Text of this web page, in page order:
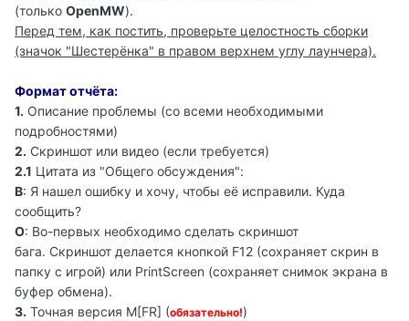
(только OpenMW).
Перед тем, как постить, проверьте целостность сборки
(значок "Шестерёнка" в правом верхнем углу лаунчера).
Формат отчёта:
1. Описание проблемы (со всеми необходимыми
подробностями)
2. Скриншот или видео (если требуется)
2.1 Цитата из "Общего обсуждения":
В: Я нашел ошибку и хочу, чтобы её исправили. Куда
сообщить?
О: Во-первых необходимо сделать скриншот
бага. Скриншот делается кнопкой F12 (сохраняет скрин в
папку с игрой) или PrintScreen (сохраняет снимок экрана в
буфер обмена).
3. Точная версия M[FR] (обязательно!)